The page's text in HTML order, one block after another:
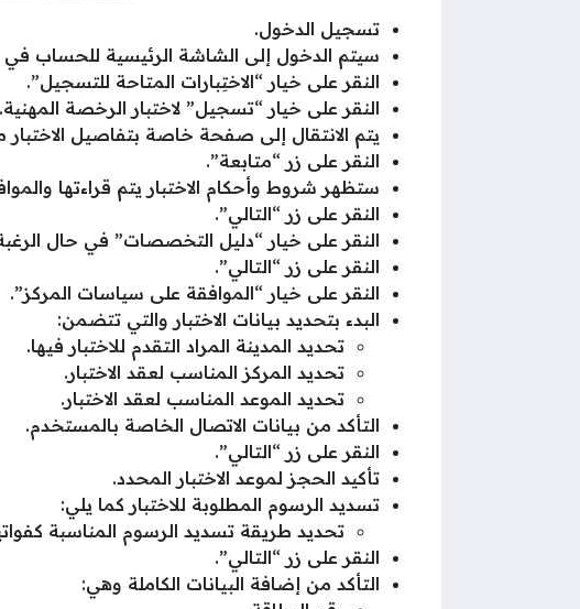
تسجيل الدخول.
سيتم الدخول إلى الشاشة الرئيسية للحساب في
النقر على خيار “الاختِبارات المتاحة للتسجيل”.
النقر على خيار “تسجيل” لاختبار الرخصة المهنية.
يتم الانتقال إلى صفحة خاصة بتفاصيل الاختبار
النقر على زر “متابعة”.
ستظهر شروط وأحكام الاختبار يتم قراءتها
النقر على زر “التالي”.
النقر على خيار “دليل التخصصات” في حال الرغبة
النقر على زر “التالي”.
النقر على خيار “الموافقة على سياسات المركز”.
البدء بتحديد بيانات الاختبار والتي تتضمن:
تحديد المدينة المراد التقدم للاختبار فيها.
تحديد المركز المناسب لعقد الاختبار.
تحديد الموعد المناسب لعقد الاختبار.
التأكد من بيانات الاتصال الخاصة بالمستخدم.
النقر على زر “التالي”.
تأكيد الحجز لموعد الاختبار المحدد.
تسديد الرسوم المطلوبة للاختبار كما يلي:
تحديد طريقة تسديد الرسوم المناسبة
النقر على زر “التالي”.
التأكد من إضافة البيانات الكاملة وهي: